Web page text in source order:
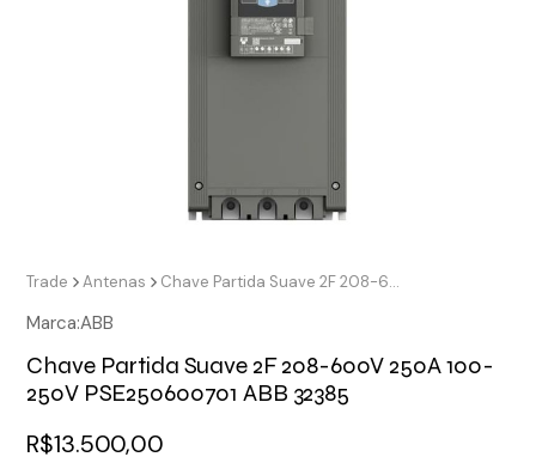
Trade Antenas Chave Partida Suave 2F 208-600V 250A 100-250V PSE250600701 ABB 32385
Marca:ABB
Chave Partida Suave 2F 208-600V 250A 100-
250V PSE250600701 ABB 32385
R$13.500,00